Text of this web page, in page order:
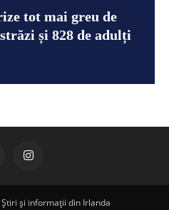
tot mai greu de
și 828 de adulți
și informații din Irlanda